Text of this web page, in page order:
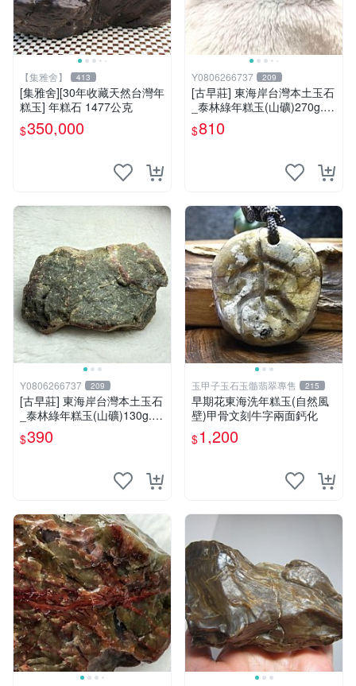
【集雅舍】 413
[集雅舍][30年收藏天然台灣年
糕玉] 年糕石 1477公克
$350,000
Y0806266737 209
[古早莊] 東海岸台灣本土玉石
_泰林綠年糕玉(山礦)270g..Q
Q.溫潤.雕刻上選好料_綠001
$810
Y0806266737 209
[古早莊] 東海岸台灣本土玉石
_泰林綠年糕玉(山礦)130g..Q
Q.溫潤.雕刻上選好料_綠010
$390
玉甲子玉石玉髓翡翠專售 215
早期花東海洗年糕玉(自然風
壁)甲骨文刻牛字兩面鈣化
$1,200